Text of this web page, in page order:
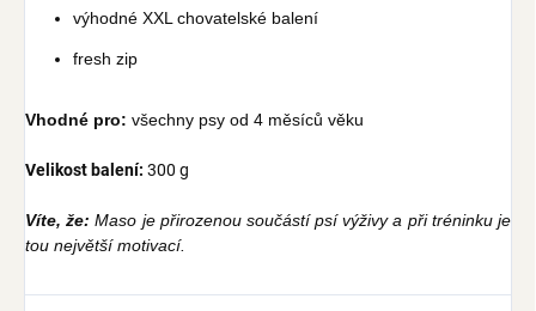
výhodné XXL chovatelské balení
fresh zip
Vhodné pro: všechny psy od 4 měsíců věku
Velikost balení: 300 g
Víte, že: Maso je přirozenou součástí psí výživy a při tréninku je
tou největší motivací.